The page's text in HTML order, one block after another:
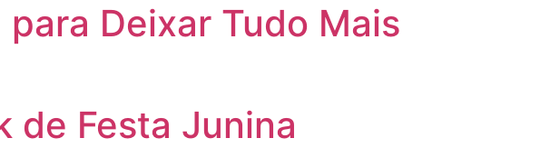
Deixar Tudo Mais
de Festa Junina